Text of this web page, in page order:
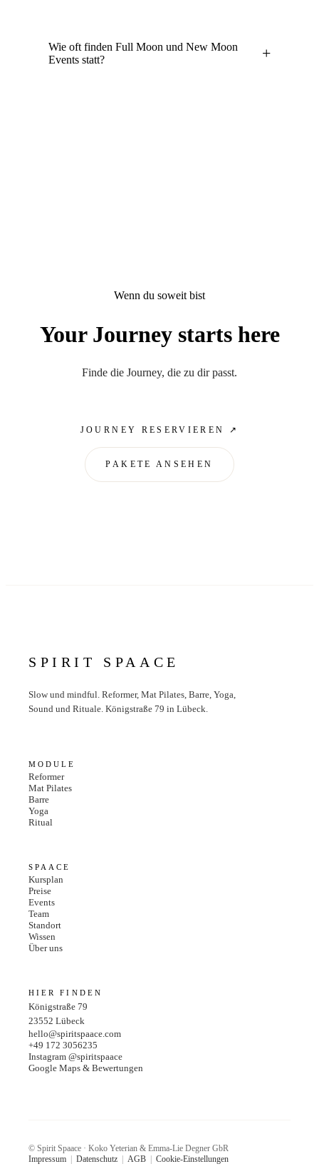
Wie oft finden Full Moon und New Moon
Events statt?
+
Wenn du soweit bist
Your Journey starts here
Finde die Journey, die zu dir passt.
JOURNEY RESERVIEREN ↗
PAKETE ANSEHEN
SPIRIT SPAACE
Slow und mindful. Reformer, Mat Pilates, Barre, Yoga,
Sound und Rituale. Königstraße 79 in Lübeck.
MODULE
Reformer
Mat Pilates
Barre
Yoga
Ritual
SPAACE
Kursplan
Preise
Events
Team
Standort
Wissen
Über uns
HIER FINDEN
Königstraße 79
23552 Lübeck
hello@spiritspaace.com
+49 172 3056235
Instagram @spiritspaace
Google Maps & Bewertungen
© Spirit Spaace · Koko Yeterian & Emma-Lie Degner GbR
Impressum | Datenschutz | AGB | Cookie-Einstellungen